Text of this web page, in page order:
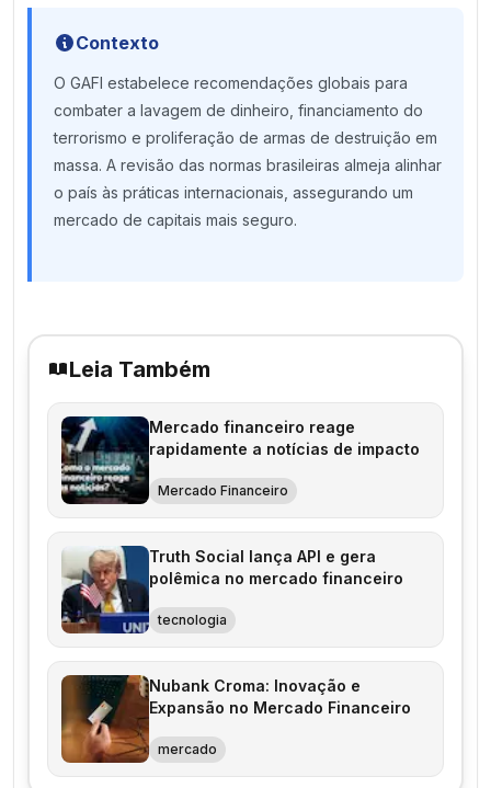
Contexto
O GAFI estabelece recomendações globais para
combater a lavagem de dinheiro, financiamento do
terrorismo e proliferação de armas de destruição em
massa. A revisão das normas brasileiras almeja alinhar
o país às práticas internacionais, assegurando um
mercado de capitais mais seguro.
Leia Também
Mercado financeiro reage
rapidamente a notícias de impacto
Mercado Financeiro
Truth Social lança API e gera
polêmica no mercado financeiro
tecnologia
Nubank Croma: Inovação e
Expansão no Mercado Financeiro
mercado